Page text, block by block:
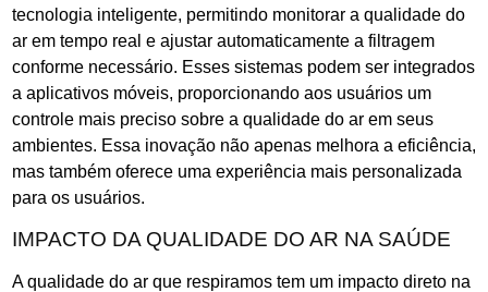
tecnologia inteligente, permitindo monitorar a qualidade do
ar em tempo real e ajustar automaticamente a filtragem
conforme necessário. Esses sistemas podem ser integrados
a aplicativos móveis, proporcionando aos usuários um
controle mais preciso sobre a qualidade do ar em seus
ambientes. Essa inovação não apenas melhora a eficiência,
mas também oferece uma experiência mais personalizada
para os usuários.
IMPACTO DA QUALIDADE DO AR NA SAÚDE
A qualidade do ar que respiramos tem um impacto direto na